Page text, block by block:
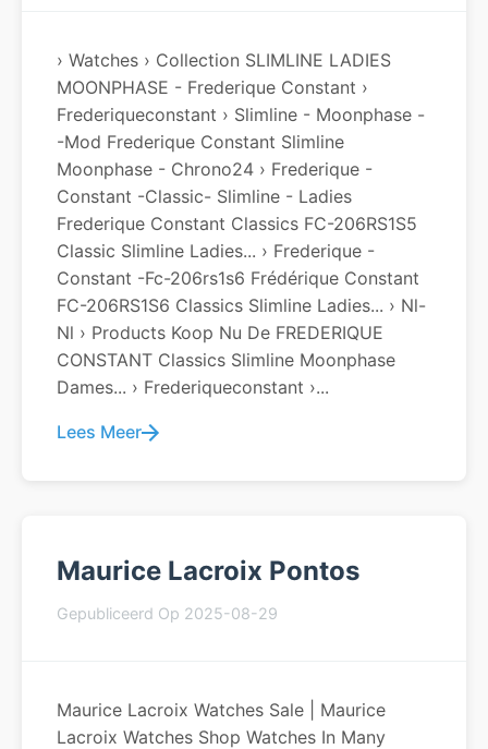
› Watches › Collection SLIMLINE LADIES
MOONPHASE - Frederique Constant ›
Frederiqueconstant › Slimline - Moonphase -
-mod Frederique Constant Slimline
Moonphase - Chrono24 › Frederique -
Constant -classic- Slimline - Ladies
Frederique Constant Classics FC-206RS1S5
Classic Slimline Ladies... › Frederique -
Constant -fc-206rs1s6 Frédérique Constant
FC-206RS1S6 Classics Slimline Ladies... › Nl-
Nl › Products Koop Nu De FREDERIQUE
CONSTANT Classics Slimline Moonphase
Dames... › Frederiqueconstant ›...
Lees Meer
Maurice Lacroix Pontos
Gepubliceerd Op 2025-08-29
Maurice Lacroix Watches Sale | Maurice
Lacroix Watches Shop Watches In Many